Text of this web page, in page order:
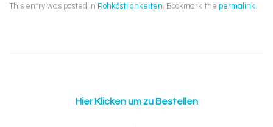
This entry was posted in Rohköstlichkeiten. Bookmark the permalink.
Hier Klicken um zu Bestellen